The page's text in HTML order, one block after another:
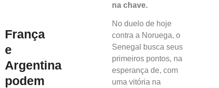
França
e
Argentina
podem
na chave.
No duelo de hoje
contra a Noruega, o
Senegal busca seus
primeiros pontos, na
esperança de, com
uma vitória na